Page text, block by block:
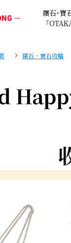
鑽石･寶
「
鑽石・寶石收購